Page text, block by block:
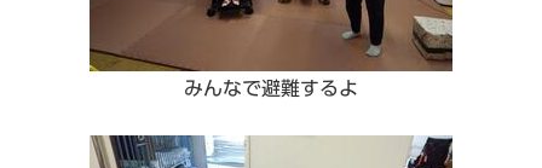
みんなで避難するよ